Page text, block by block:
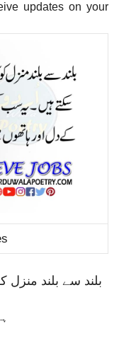
updates on your
بلند سے بلند